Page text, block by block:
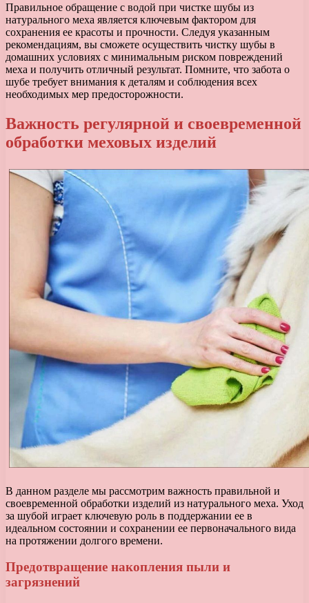
Правильное обращение с водой при чистке шубы из
натурального меха является ключевым фактором для
сохранения ее красоты и прочности. Следуя указанным
рекомендациям, вы сможете осуществить чистку шубы в
домашних условиях с минимальным риском повреждений
меха и получить отличный результат. Помните, что забота о
шубе требует внимания к деталям и соблюдения всех
необходимых мер предосторожности.
Важность регулярной и своевременной
обработки меховых изделий
В данном разделе мы рассмотрим важность правильной и
своевременной обработки изделий из натурального меха. Уход
за шубой играет ключевую роль в поддержании ее в
идеальном состоянии и сохранении ее первоначального вида
на протяжении долгого времени.
Предотвращение накопления пыли и
загрязнений